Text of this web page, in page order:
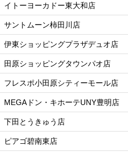
イトーヨーカドー東大和店
サントムーン柿田川店
伊東ショッピングプラザデュオ店
田原ショッピングタウンパオ店
フレスポ小田原シティーモール店
MEGAドン・キホーテUNY豊明店
下田とうきゅう店
ピアゴ碧南東店